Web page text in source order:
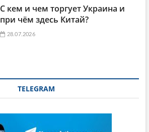
С кем и чем торгует Украина и
при чём здесь Китай?
28.07.2026
TELEGRAM